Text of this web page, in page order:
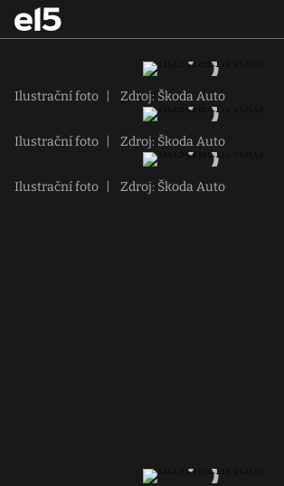
Ilustrační foto Zdroj: Škoda Auto
Ilustrační foto Zdroj: Škoda Auto
Ilustrační foto Zdroj: Škoda Auto